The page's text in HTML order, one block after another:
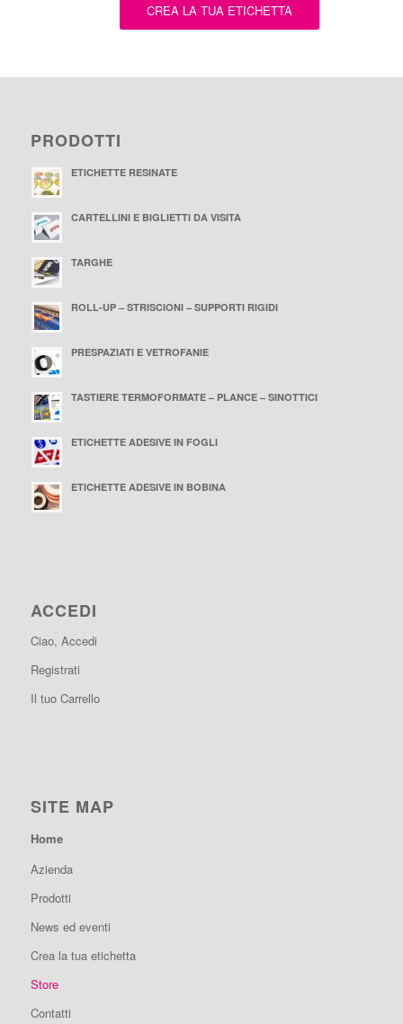
CREA LA TUA ETICHETTA
PRODOTTI
ETICHETTE RESINATE
CARTELLINI E BIGLIETTI DA VISITA
TARGHE
ROLL-UP – STRISCIONI – SUPPORTI RIGIDI
PRESPAZIATI E VETROFANIE
TASTIERE TERMOFORMATE – PLANCE – SINOTTICI
ETICHETTE ADESIVE IN FOGLI
ETICHETTE ADESIVE IN BOBINA
ACCEDI
Ciao, Accedi
Registrati
Il tuo Carrello
SITE MAP
Home
Azienda
Prodotti
News ed eventi
Crea la tua etichetta
Store
Contatti